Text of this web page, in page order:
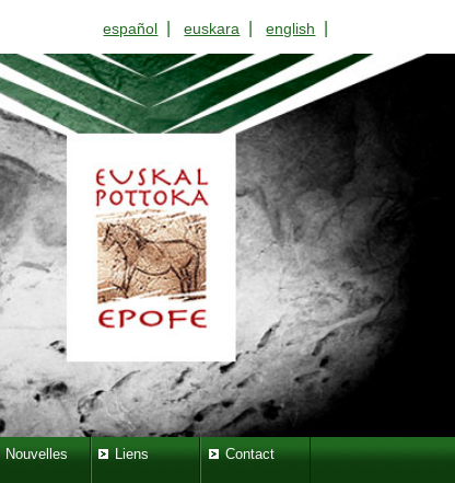
español |euskara |english
Nouvelles Liens Contact